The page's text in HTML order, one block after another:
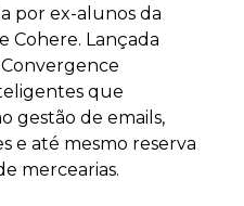
por ex-alunos da
Cohere. Lançada
Convergence
que
gestão de emails,
e até mesmo reserva
mercearias.